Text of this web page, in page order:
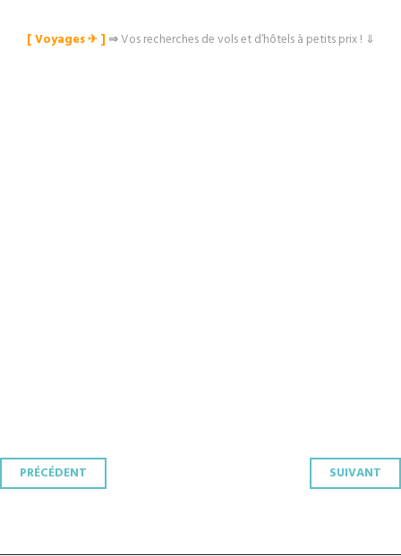
[ Voyages ✈︎ ]⇒Vos recherches de vols et d’hôtels à petits prix ! ⇓
Navigation
PRÉCÉDENT SUIVANT